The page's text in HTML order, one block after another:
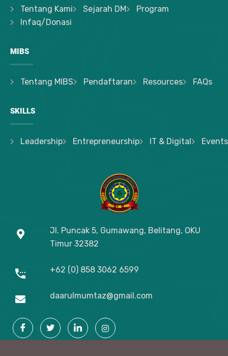
Tentang Kami Sejarah DM
Program
Infaq/Donasi
MIBS
Tentang MIBS Pendaftaran Resources FAQs
SKILLS
Leadership Entrepreneurship IT & Digital Events
Jl. Puncak 5, Gumawang, Belitang, OKU
Timur 32382
+62 (0) 858 3062 6599
daarulmumtaz@gmail.com